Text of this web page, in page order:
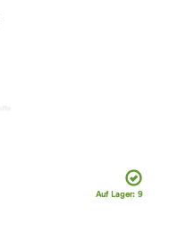
Auf Lager: 9